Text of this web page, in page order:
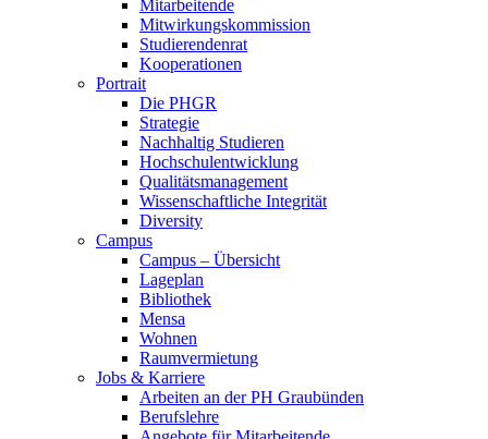
Mitarbeitende
Mitwirkungskommission
Studierendenrat
Kooperationen
Portrait
Die PHGR
Strategie
Nachhaltig Studieren
Hochschulentwicklung
Qualitätsmanagement
Wissenschaftliche Integrität
Diversity
Campus
Campus – Übersicht
Lageplan
Bibliothek
Mensa
Wohnen
Raumvermietung
Jobs & Karriere
Arbeiten an der PH Graubünden
Berufslehre